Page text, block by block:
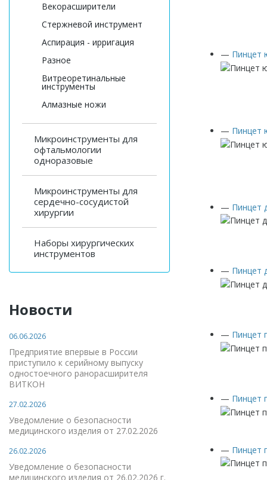
Векорасширители
Стержневой инструмент
Аспирация - ирригация
Разное
Витреоретинальные
инструменты
Алмазные ножи
Микроинструменты для
офтальмологии
одноразовые
Микроинструменты для
сердечно-сосудистой
хирургии
Наборы хирургических
инструментов
Новости
06.06.2026
Предприятие впервые в России
приступило к серийному выпуску
одностоечного ранорасширителя
ВИТКОН
27.02.2026
Уведомление о безопасности
медицинского изделия от 27.02.2026
26.02.2026
Уведомление о безопасности
медицинского изделия от 26.02.2026 г.
— Пинцет
— Пинцет
— Пинцет
— Пинцет
— Пинцет
— Пинцет
— Пинцет